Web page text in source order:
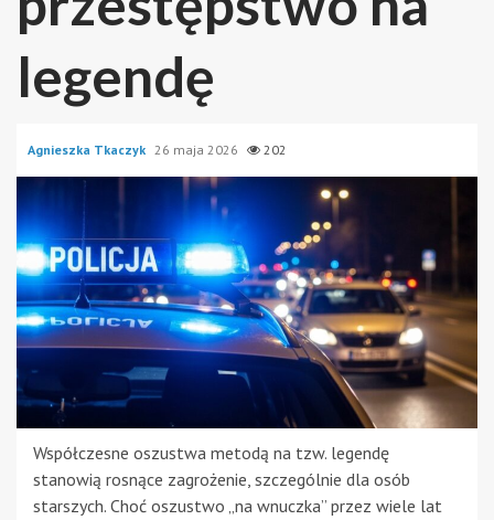
legendę
Agnieszka Tkaczyk 26 maja 2026 202
Współczesne oszustwa metodą na tzw. legendę
stanowią rosnące zagrożenie, szczególnie dla osób
starszych. Choć oszustwo „na wnuczka” przez wiele lat